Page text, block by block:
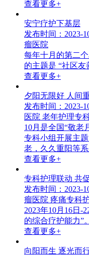
查看更多+
安宁疗护下基层
发布时间：2023-
瘤医院
每年十月的第二
的主题是 “社区友
查看更多+
夕阳无限好 人间
发布时间：2023-
医院 老年护理专
10月是全国“敬老
专科小组开展主
老，久久重阳等
查看更多+
专科护理联动 共
发布时间：2023-
瘤医院 疼痛专科
2023年10月16日-
的综合疗护能力”。
查看更多+
向阳而生 逐光而